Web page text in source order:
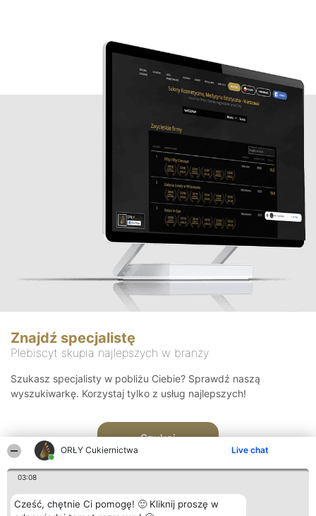
ORŁY Cukiernictwa Live chat
03:08
Cześć, chętnie Ci pomogę! 🙂 Kliknij proszę w
Znajdź specjalistę
Plebiscyt skupia najlepszych w branży
Szukasz specjalisty w pobliżu Ciebie? Sprawdź naszą
wyszukiwarkę. Korzystaj tylko z usług najlepszych!
Szukaj